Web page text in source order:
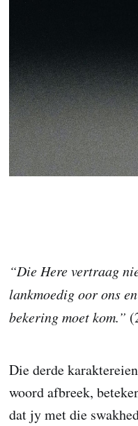
“Die Here vertraag
lankmoedig oor ons
bekering moet kom.”
Die derde
woord afbreek,
dat jy met die